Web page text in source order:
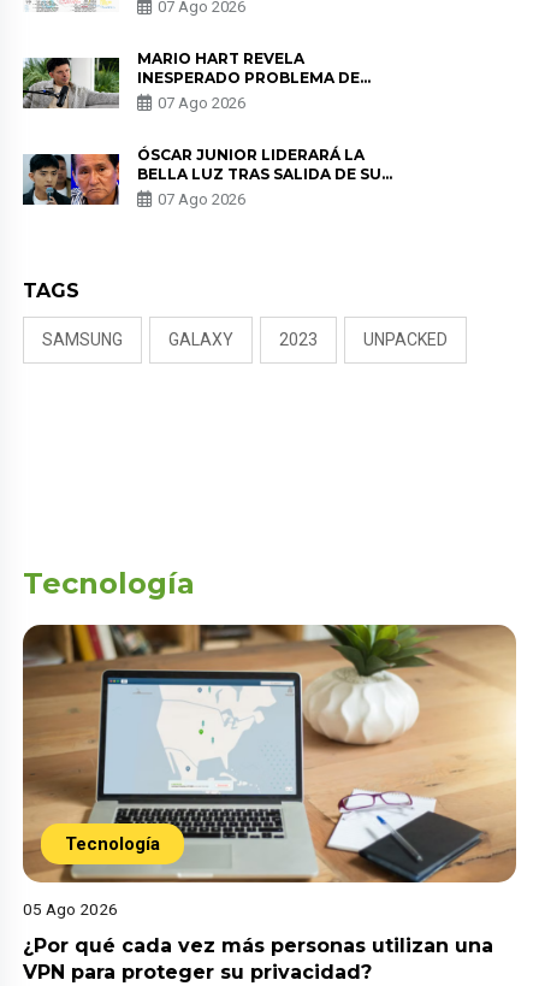
07 Ago 2026
MARIO HART REVELA
INESPERADO PROBLEMA DE
SALUD ANTES DE SEPARARSE DE
KORINA: “ME ENCONTRARON UN
07 Ago 2026
ÓSCAR JUNIOR LIDERARÁ LA
BELLA LUZ TRAS SALIDA DE SU
PADRE POR POLÉMICA CON
NALDY SALDAÑA
07 Ago 2026
TAGS
SAMSUNG GALAXY 2023 UNPACKED
Tecnología
Tecnología
05 Ago 2026
¿Por qué cada vez más personas utilizan una
VPN para proteger su privacidad?